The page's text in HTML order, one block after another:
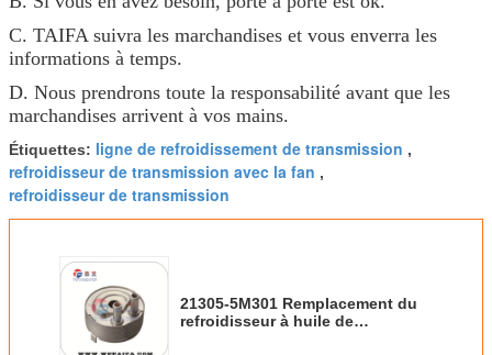
C. TAIFA suivra les marchandises et vous enverra les
informations à temps.
D. Nous prendrons toute la responsabilité avant que les
marchandises arrivent à vos mains.
Étiquettes: ligne de refroidissement de transmission ,
refroidisseur de transmission avec la fan ,
refroidisseur de transmission
21305-5M301 Remplacement du
refroidisseur à huile de